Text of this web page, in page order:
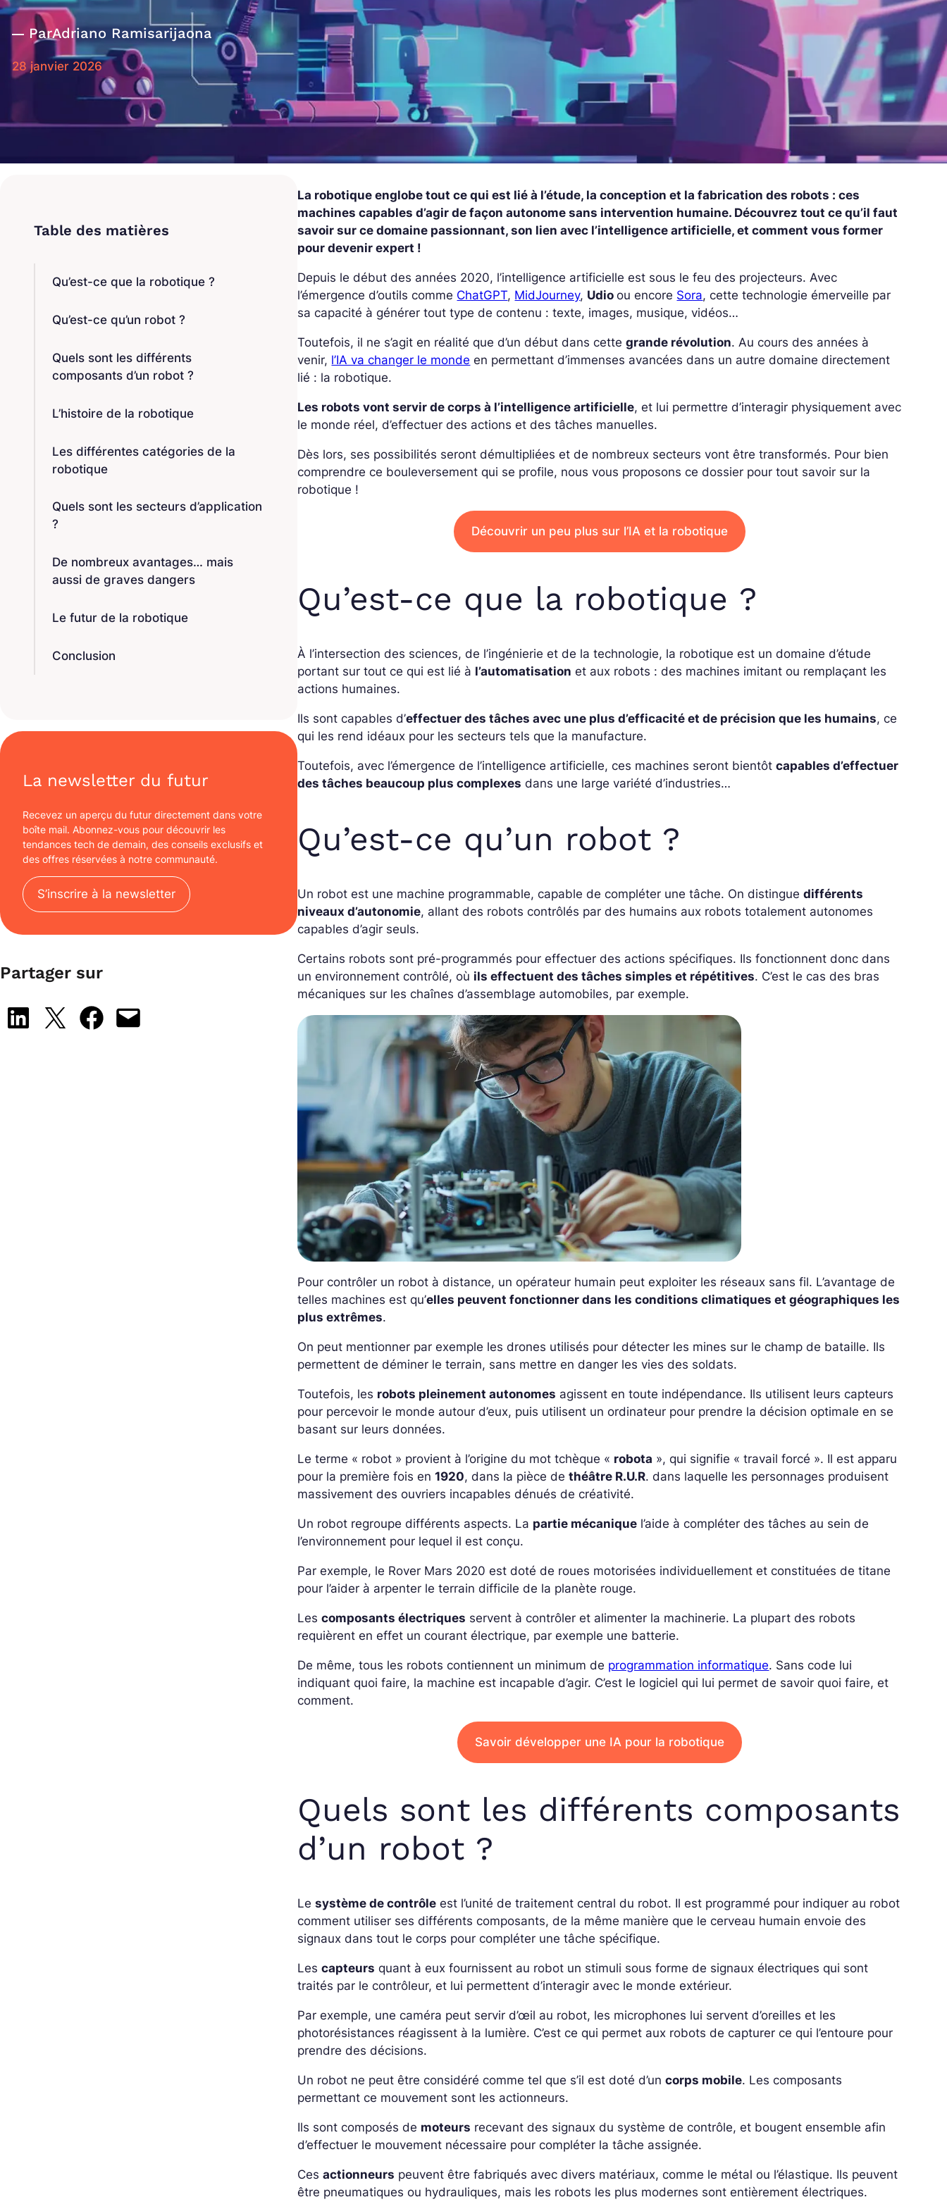
ParAdriano Ramisarijaona
28 janvier 2026
Qu’est-ce que la robotique ?
Qu’est-ce qu’un robot ?
Quels sont les différents
composants d’un robot ?
L’histoire de la robotique
Les différentes catégories de la
robotique
Quels sont les secteurs d’application
?
De nombreux avantages… mais
aussi de graves dangers
Le futur de la robotique
Conclusion
La newsletter du futur
Recevez un aperçu du futur directement dans votre
boîte mail. Abonnez-vous pour découvrir les
tendances tech de demain, des conseils exclusifs et
des offres réservées à notre communauté.
S’inscrire à la newsletter
Partager sur
Share on LinkedIn
Share on X Share on Facebook
Email this Page
La robotique englobe tout ce qui est lié à l’étude, la conception et la fabrication des robots : ces
machines capables d’agir de façon autonome sans intervention humaine. Découvrez tout ce qu’il faut
savoir sur ce domaine passionnant, son lien avec l’intelligence artificielle, et comment vous former
pour devenir expert !
Depuis le début des années 2020, l’intelligence artificielle est sous le feu des projecteurs. Avec
l’émergence d’outils comme ChatGPT, MidJourney, Udioou encore Sora, cette technologie émerveille par
sa capacité à générer tout type de contenu : texte, images, musique, vidéos…
Toutefois, il ne s’agit en réalité que d’un début dans cettegrande révolution. Au cours des années à
venir, l’IA va changer le monde en permettant d’immenses avancées dans un autre domaine directement
lié : la robotique.
Les robots vont servir de corps à l’intelligence artificielle, et lui permettre d’interagir physiquement avec
le monde réel, d’effectuer des actions et des tâches manuelles.
Dès lors, ses possibilités seront démultipliées et de nombreux secteurs vont être transformés. Pour bien
comprendre ce bouleversement qui se profile, nous vous proposons ce dossier pour tout savoir sur la
robotique !
Découvrir un peu plus sur l’IA et la robotique
Qu’est-ce que la robotique ?
À l’intersection des sciences, de l’ingénierie et de la technologie, la robotique est un domaine d’étude
portant sur tout ce qui est lié à l’automatisation et aux robots : des machines imitant ou remplaçant les
actions humaines.
Ils sont capables d’effectuer des tâches avec une plus d’efficacité et de précision que les humains, ce
qui les rend idéaux pour les secteurs tels que la manufacture.
Toutefois, avec l’émergence de l’intelligence artificielle, ces machines seront bientôtcapables d’effectuer
des tâches beaucoup plus complexes dans une large variété d’industries…
Qu’est-ce qu’un robot ?
Un robot est une machine programmable, capable de compléter une tâche. On distinguedifférents
niveaux d’autonomie, allant des robots contrôlés par des humains aux robots totalement autonomes
capables d’agir seuls.
Certains robots sont pré-programmés pour effectuer des actions spécifiques. Ils fonctionnent donc dans
un environnement contrôlé, où ils effectuent des tâches simples et répétitives. C’est le cas des bras
mécaniques sur les chaînes d’assemblage automobiles, par exemple.
Pour contrôler un robot à distance, un opérateur humain peut exploiter les réseaux sans fil. L’avantage de
telles machines est qu’elles peuvent fonctionner dans les conditions climatiques et géographiques les
plus extrêmes.
On peut mentionner par exemple les drones utilisés pour détecter les mines sur le champ de bataille. Ils
permettent de déminer le terrain, sans mettre en danger les vies des soldats.
Toutefois, les robots pleinement autonomes agissent en toute indépendance. Ils utilisent leurs capteurs
pour percevoir le monde autour d’eux, puis utilisent un ordinateur pour prendre la décision optimale en se
basant sur leurs données.
Le terme « robot » provient à l’origine du mot tchèque « robota », qui signifie « travail forcé ». Il est apparu
pour la première fois en1920, dans la pièce dethéâtre R.U.R. dans laquelle les personnages produisent
massivement des ouvriers incapables dénués de créativité.
Un robot regroupe différents aspects. La partie mécanique l’aide à compléter des tâches au sein de
l’environnement pour lequel il est conçu.
Par exemple, le Rover Mars 2020 est doté de roues motorisées individuellement et constituées de titane
pour l’aider à arpenter le terrain difficile de la planète rouge.
Lescomposants électriques servent à contrôler et alimenter la machinerie. La plupart des robots
requièrent en effet un courant électrique, par exemple une batterie.
De même, tous les robots contiennent un minimum de programmation informatique. Sans code lui
indiquant quoi faire, la machine est incapable d’agir. C’est le logiciel qui lui permet de savoir quoi faire, et
comment.
Savoir développer une IA pour la robotique
Quels sont les différents composants
d’un robot ?
Lesystème de contrôle est l’unité de traitement central du robot. Il est programmé pour indiquer au robot
comment utiliser ses différents composants, de la même manière que le cerveau humain envoie des
signaux dans tout le corps pour compléter une tâche spécifique.
Lescapteurs quant à eux fournissent au robot un stimuli sous forme de signaux électriques qui sont
traités par le contrôleur, et lui permettent d’interagir avec le monde extérieur.
Par exemple, une caméra peut servir d’œil au robot, les microphones lui servent d’oreilles et les
photorésistances réagissent à la lumière. C’est ce qui permet aux robots de capturer ce qui l’entoure pour
prendre des décisions.
Un robot ne peut être considéré comme tel que s’il est doté d’uncorps mobile. Les composants
permettant ce mouvement sont les actionneurs.
Ils sont composés de moteurs recevant des signaux du système de contrôle, et bougent ensemble afin
d’effectuer le mouvement nécessaire pour compléter la tâche assignée.
Cesactionneurs peuvent être fabriqués avec divers matériaux, comme le métal ou l’élastique. Ils peuvent
être pneumatiques ou hydrauliques, mais les robots les plus modernes sont entièrement électriques.